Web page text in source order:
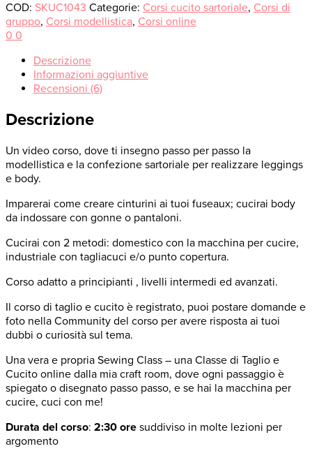
COD: SKUC1043 Categorie: Corsi cucito sartoriale, Corsi di
gruppo, Corsi modellistica, Corsi online
0 0
Descrizione
Informazioni aggiuntive
Recensioni (6)
Descrizione
Un video corso, dove ti insegno passo per passo la
modellistica e la confezione sartoriale per realizzare leggings
e body.
Imparerai come creare cinturini ai tuoi fuseaux; cucirai body
da indossare con gonne o pantaloni.
Cucirai con 2 metodi: domestico con la macchina per cucire,
industriale con tagliacuci e/o punto copertura.
Corso adatto a principianti , livelli intermedi ed avanzati.
Il corso di taglio e cucito è registrato, puoi postare domande e
foto nella Community del corso per avere risposta ai tuoi
dubbi o curiosità sul tema.
Una vera e propria Sewing Class – una Classe di Taglio e
Cucito online dalla mia craft room, dove ogni passaggio è
spiegato o disegnato passo passo, e se hai la macchina per
cucire, cuci con me!
Durata del corso: 2:30 ore suddiviso in molte lezioni per
argomento